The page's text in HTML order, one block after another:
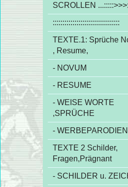
SCROLLEN
::::::::::::::::::::::::::::::::::
TEXTE.1: Sprüche
, Resume,
- NOVUM
- RESUME
- WEISE WORTE
,SPRÜCHE
- WERBEPARODIEN
TEXTE 2 Schilder,
Fragen,Prägnant
- SCHILDER u.